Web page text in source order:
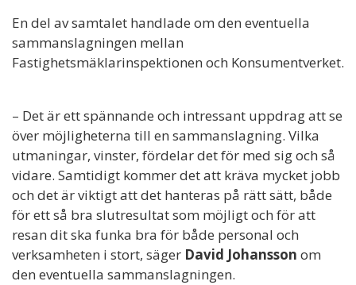
En del av samtalet handlade om den eventuella
sammanslagningen mellan
Fastighetsmäklarinspektionen och Konsumentverket.
– Det är ett spännande och intressant uppdrag att se
över möjligheterna till en sammanslagning. Vilka
utmaningar, vinster, fördelar det för med sig och så
vidare. Samtidigt kommer det att kräva mycket jobb
och det är viktigt att det hanteras på rätt sätt, både
för ett så bra slutresultat som möjligt och för att
resan dit ska funka bra för både personal och
verksamheten i stort, säger David Johansson om
den eventuella sammanslagningen.